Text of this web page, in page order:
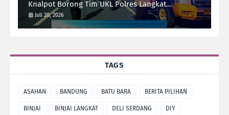
Knalpot Borong Tim UKL Polres Langkat
Laksanakan Patroli Malam
Juli 20, 2026
TAGS
ASAHAN BANDUNG BATU BARA BERITA PILIHAN
BINJAI BINJAI LANGKAT DELI SERDANG DIY